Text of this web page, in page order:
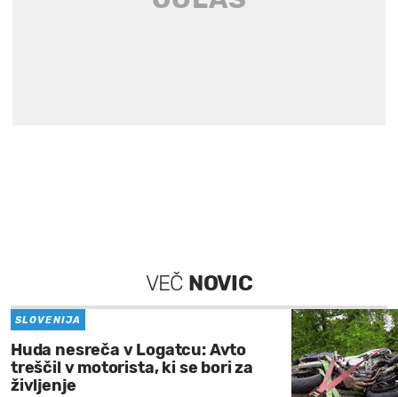
VEČ NOVIC
SLOVENIJA
Huda nesreča v Logatcu: Avto
treščil v motorista, ki se bori za
življenje